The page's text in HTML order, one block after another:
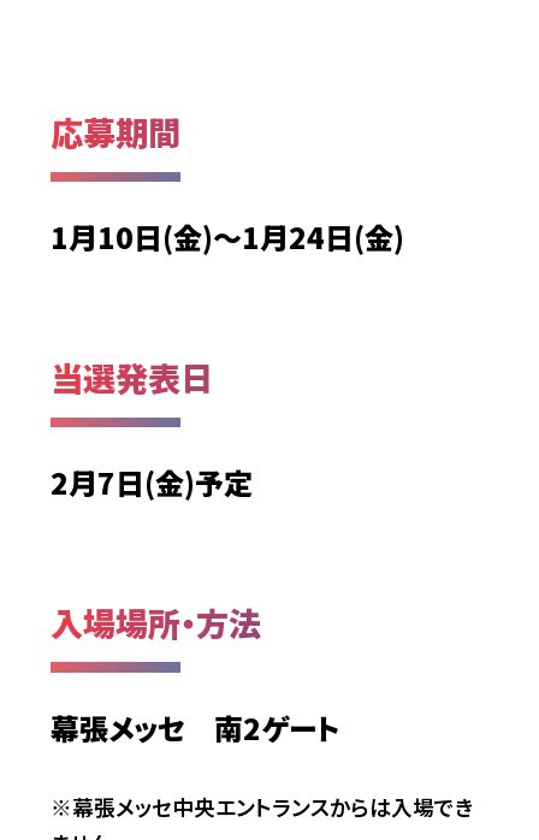
応募期間
1月10日(金)～1月24日(金)
当選発表日
2月7日(金)予定
入場場所・方法
幕張メッセ 南2ゲート
※幕張メッセ中央エントランスからは入場でき